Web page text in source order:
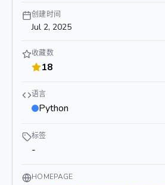
创建时间
Jul 2, 2025
收藏数
18
语言
Python
标签
-
HOMEPAGE